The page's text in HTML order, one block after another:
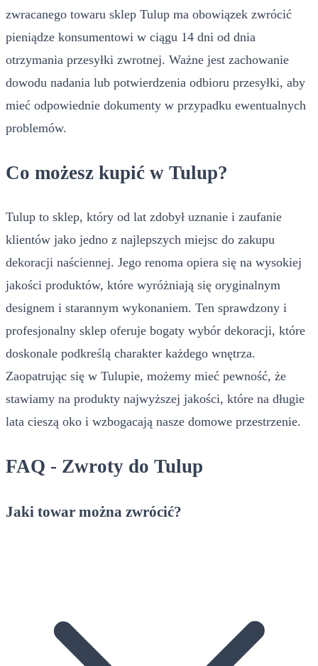
zwracanego towaru sklep Tulup ma obowiązek zwrócić
pieniądze konsumentowi w ciągu 14 dni od dnia
otrzymania przesyłki zwrotnej. Ważne jest zachowanie
dowodu nadania lub potwierdzenia odbioru przesyłki, aby
mieć odpowiednie dokumenty w przypadku ewentualnych
problemów.
Co możesz kupić w Tulup?
Tulup to sklep, który od lat zdobył uznanie i zaufanie
klientów jako jedno z najlepszych miejsc do zakupu
dekoracji naściennej. Jego renoma opiera się na wysokiej
jakości produktów, które wyróżniają się oryginalnym
designem i starannym wykonaniem. Ten sprawdzony i
profesjonalny sklep oferuje bogaty wybór dekoracji, które
doskonale podkreślą charakter każdego wnętrza.
Zaopatrując się w Tulupie, możemy mieć pewność, że
stawiamy na produkty najwyższej jakości, które na długie
lata cieszą oko i wzbogacają nasze domowe przestrzenie.
FAQ - Zwroty do Tulup
Jaki towar można zwrócić?